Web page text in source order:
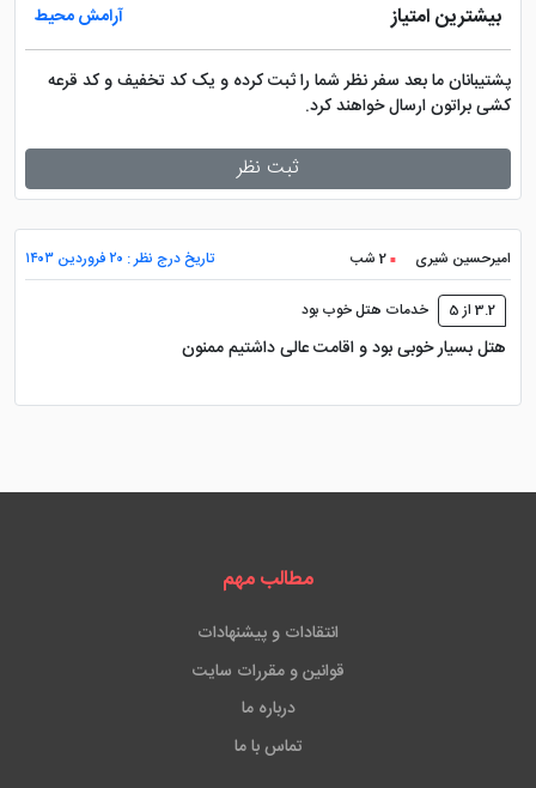
بیشترین امتیاز آرامش محیط
پشتیبانان ما بعد سفر نظر شما را ثبت کرده و یک کد تخفیف و کد قرعه
کشی براتون ارسال خواهند کرد.
ثبت نظر
امیرحسین شیری 2 شب تاریخ درج نظر : ۲۰ فروردین ۱۴۰۳
3.2 از 5 خدمات هتل خوب بود
هتل بسیار خوبی بود و اقامت عالی داشتیم ممنون
مطالب مهم
انتقادات و پیشنهادات
قوانین و مقررات سایت
درباره ما
تماس با ما